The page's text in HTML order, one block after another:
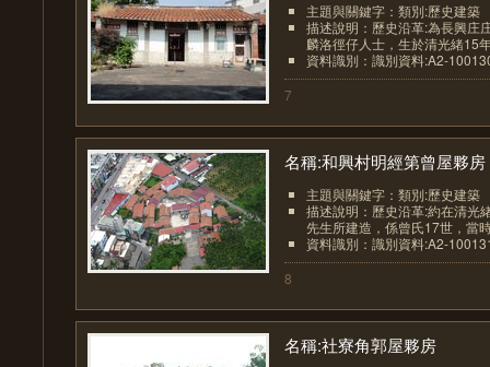
主題與關鍵字：類別:歷史建築
描述說明：歷史沿革:為長興庄
麟洛徑仔人士，生於清光緒15
資料識別：識別資料:A2-
7
名稱:和興村明經第曾屋夥房
主題與關鍵字：類別:歷史建築
描述說明：歷史沿革:約在清光
先生所建造，係曾氏17世，當
資料識別：識別資料:A2-
8
名稱:社寮角郭屋夥房